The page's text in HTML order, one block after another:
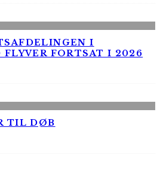
I
FLYVER FORTSAT I 2026
TIL DØB